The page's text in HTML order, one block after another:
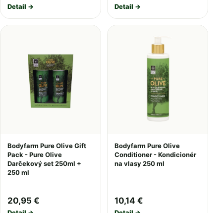
Detail → Detail →
Bodyfarm Pure Olive Gift
Pack - Pure Olive
Darčekový set 250ml +
250 ml
20,95 €
Bodyfarm Pure Olive
Conditioner - Kondicionér
na vlasy 250 ml
10,14 €